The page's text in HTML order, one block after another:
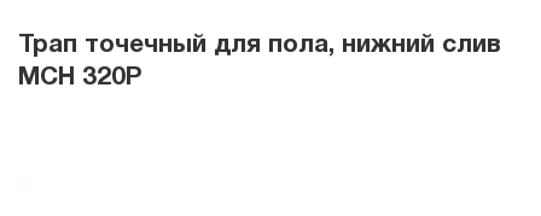
Трап точечный для пола, нижний слив
MCH 320P